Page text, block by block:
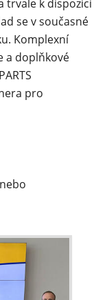
trvale k dispozici
se v současné
Komplexní
a doplňkové
pro
nebo